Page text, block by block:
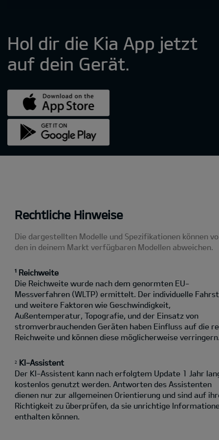
Rechtliche Hinweise
Die dargestellten Modelle und Spezifikationen können
den in deinem Markt verfügbaren Modellen abweichen.
¹ Reichweite
Die Reichweite wurde nach dem genormten EU-
Messverfahren (WLTP) ermittelt. Der individuelle
und weitere Faktoren wie Geschwindigkeit,
Außentemperatur, Topografie‚ und der Einsatz von
stromverbrauchenden Geräten haben Einfluss auf die
Reichweite und können diese möglicherweise
2 KI-Assistent
Der KI-Assistent kann nach erfolgtem Update 1 Jahr
kostenlos genutzt werden. Antworten des Assistenten
dienen nur zur allgemeinen Orientierung und sind auf
Richtigkeit zu überprüfen, da sie unrichtige
enthalten können.